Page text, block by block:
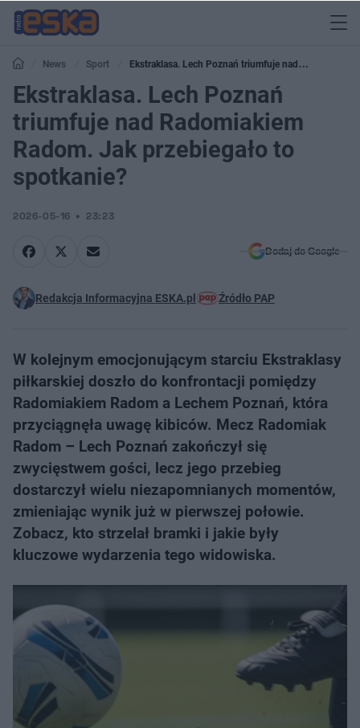
News Sport
Ekstraklasa. Lech Poznań triumfuje nad
Radomiakiem Radom. Jak przebiegało to spotkanie?
Ekstraklasa. Lech Poznań
triumfuje nad Radomiakiem
Radom. Jak przebiegało to
spotkanie?
2026-05-16 23:23
Dodaj do Google
Redakcja Informacyjna ESKA.pl Źródło PAP
W kolejnym emocjonującym starciu Ekstraklasy
piłkarskiej doszło do konfrontacji pomiędzy
Radomiakiem Radom a Lechem Poznań, która
przyciągnęła uwagę kibiców. Mecz Radomiak
Radom – Lech Poznań zakończył się
zwycięstwem gości, lecz jego przebieg
dostarczył wielu niezapomnianych momentów,
zmieniając wynik już w pierwszej połowie.
Zobacz, kto strzelał bramki i jakie były
kluczowe wydarzenia tego widowiska.